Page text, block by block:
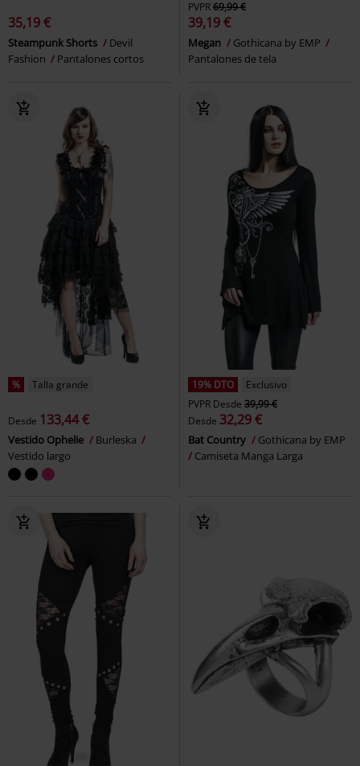
35,19 €
Steampunk Shorts
Devil
Fashion
Pantalones cortos
PVPR69,99 €
39,19 €
Megan
Gothicana by EMP
Pantalones de tela
% Talla grande
Desde 133,44 €
Vestido Ophelie
Burleska
Vestido largo
19% DTO
Exclusivo
PVPR Desde 39,99 €
Desde 32,29 €
Bat Country
Gothicana by EMP
Camiseta Manga Larga